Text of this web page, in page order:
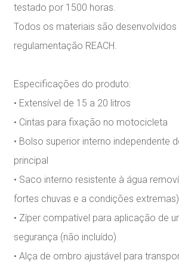
testado por 1500 horas.
Todos os materiais são
regulamentação REACH.
Especificações do produto:
• Extensível de 15 a 20 litros
• Cintas para fixação no motocicleta
• Bolso superior interno independente
principal
• Saco interno resistente à água
fortes chuvas e a condições extremas)
• Zíper compatível para aplicação de
segurança (não incluído)
• Alça de ombro ajustável para